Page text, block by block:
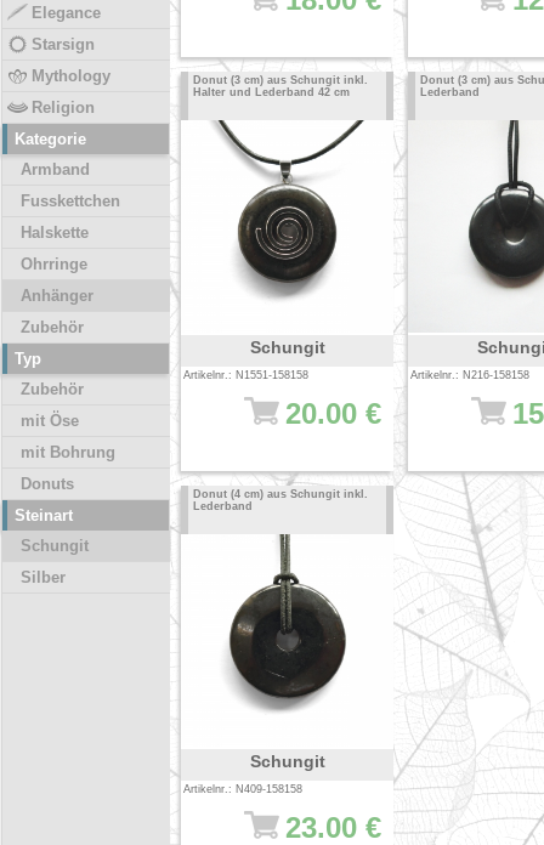
Donut (3 cm) aus Schungit inkl.
Halter und Lederband 42 cm
Schungit
Artikelnr.: N1551-158158
20.00 €
Donut (3 cm) aus
Lederband
Artikelnr.: N216-158158
Donut (4 cm) aus Schungit inkl.
Lederband
Schungit
Artikelnr.: N409-158158
23.00 €
Elegance
Starsign
Mythology
Religion
Kategorie
Armband
Fusskettchen
Halskette
Ohrringe
Anhänger
Zubehör
Typ
Zubehör
mit Öse
mit Bohrung
Donuts
Steinart
Schungit
Silber